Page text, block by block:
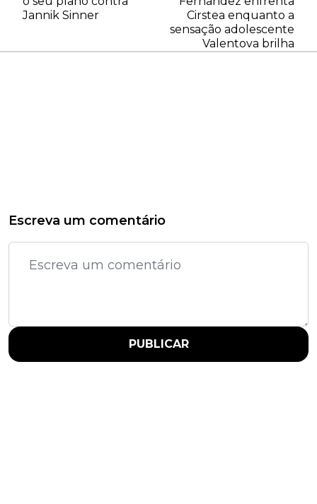
Jannik Sinner
Cirstea enquanto a
sensação adolescente
Valentova brilha
Escreva um comentário
PUBLICAR